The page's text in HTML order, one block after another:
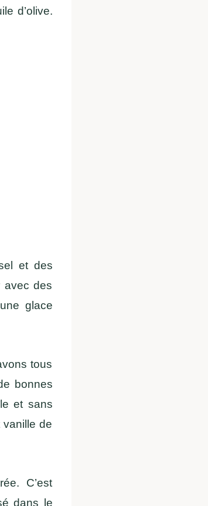
d’olive.
et des
avec des
glace
tous
bonnes
et sans
de
C’est
dans le